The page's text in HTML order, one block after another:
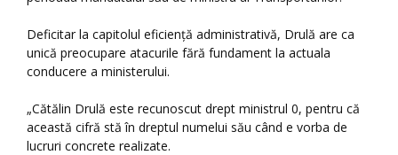
Deficitar la capitolul eficiență administrativă, Drulă are ca
unică preocupare atacurile fără fundament la actuala
conducere a ministerului.
„Cătălin Drulă este recunoscut drept ministrul 0, pentru că
această cifră stă în dreptul numelui său când e vorba de
lucruri concrete realizate.